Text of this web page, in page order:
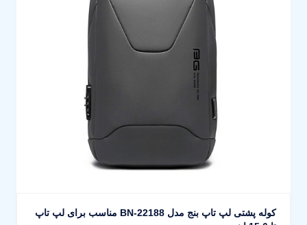
کوله پشتی لپ تاپ بنج مدل BN-22188 مناسب برای لپ تاپ